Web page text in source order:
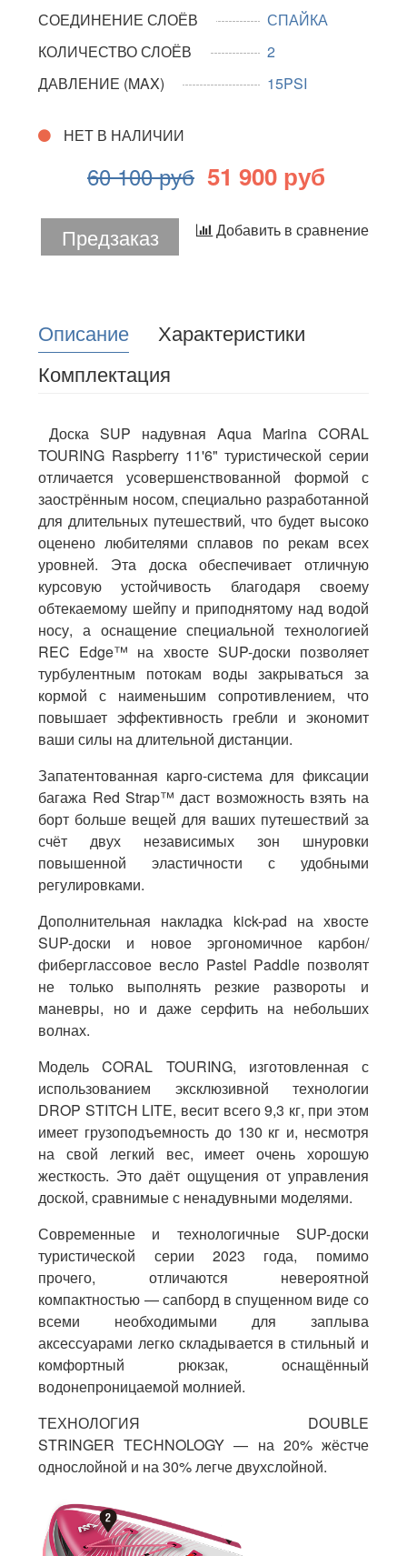
СОЕДИНЕНИЕ СЛОЁВ
СПАЙКА
КОЛИЧЕСТВО СЛОЁВ
2
ДАВЛЕНИЕ (MAX)
15PSI
НЕТ В НАЛИЧИИ
60 100 руб 51 900 руб
Предзаказ Добавить в сравнение
Описание
Характеристики
Комплектация
Доска SUP надувная Aqua Marina CORAL
TOURING Raspberry 11'6" туристической серии
отличается усовершенствованной формой с
заострённым носом, специально разработанной
для длительных путешествий, что будет высоко
оценено любителями сплавов по рекам всех
уровней. Эта доска обеспечивает отличную
курсовую устойчивость благодаря своему
обтекаемому шейпу и приподнятому над водой
носу, а оснащение специальной технологией
REC Edge™ на хвосте SUP-доски позволяет
турбулентным потокам воды закрываться за
кормой с наименьшим сопротивлением, что
повышает эффективность гребли и экономит
ваши силы на длительной дистанции.
Запатентованная карго-система для фиксации
багажа Red Strap™ даст возможность взять на
борт больше вещей для ваших путешествий за
счёт двух независимых зон шнуровки
повышенной эластичности с удобными
регулировками.
Дополнительная накладка kick-pad на хвосте
SUP-доски и новое эргономичное карбон/
фиберглассовое весло Pastel Paddle позволят
не только выполнять резкие развороты и
маневры, но и даже серфить на небольших
волнах.
Модель CORAL TOURING, изготовленная с
использованием эксклюзивной технологии
DROP STITCH LITE, весит всего 9,3 кг, при этом
имеет грузоподъемность до 130 кг и, несмотря
на свой легкий вес, имеет очень хорошую
жесткость. Это даёт ощущения от управления
доской, сравнимые с ненадувными моделями.
Современные и технологичные SUP-доски
туристической серии 2023 года, помимо
прочего, отличаются невероятной
компактностью — сапборд в спущенном виде со
всеми необходимыми для заплыва
аксессуарами легко складывается в стильный и
комфортный рюкзак, оснащённый
водонепроницаемой молнией.
ТЕХНОЛОГИЯ DOUBLE
STRINGER TECHNOLOGY — на 20% жёстче
однослойной и на 30% легче двухслойной.